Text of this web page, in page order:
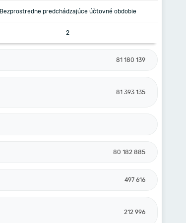
Bezprostredne predchádzajúce účtovné obdobie
2
81 180 139
81 393 135
80 182 885
497 616
212 996